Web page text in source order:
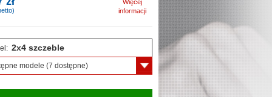
Więcej
informacji
2x4 szczeble
modele (7 dostępne)